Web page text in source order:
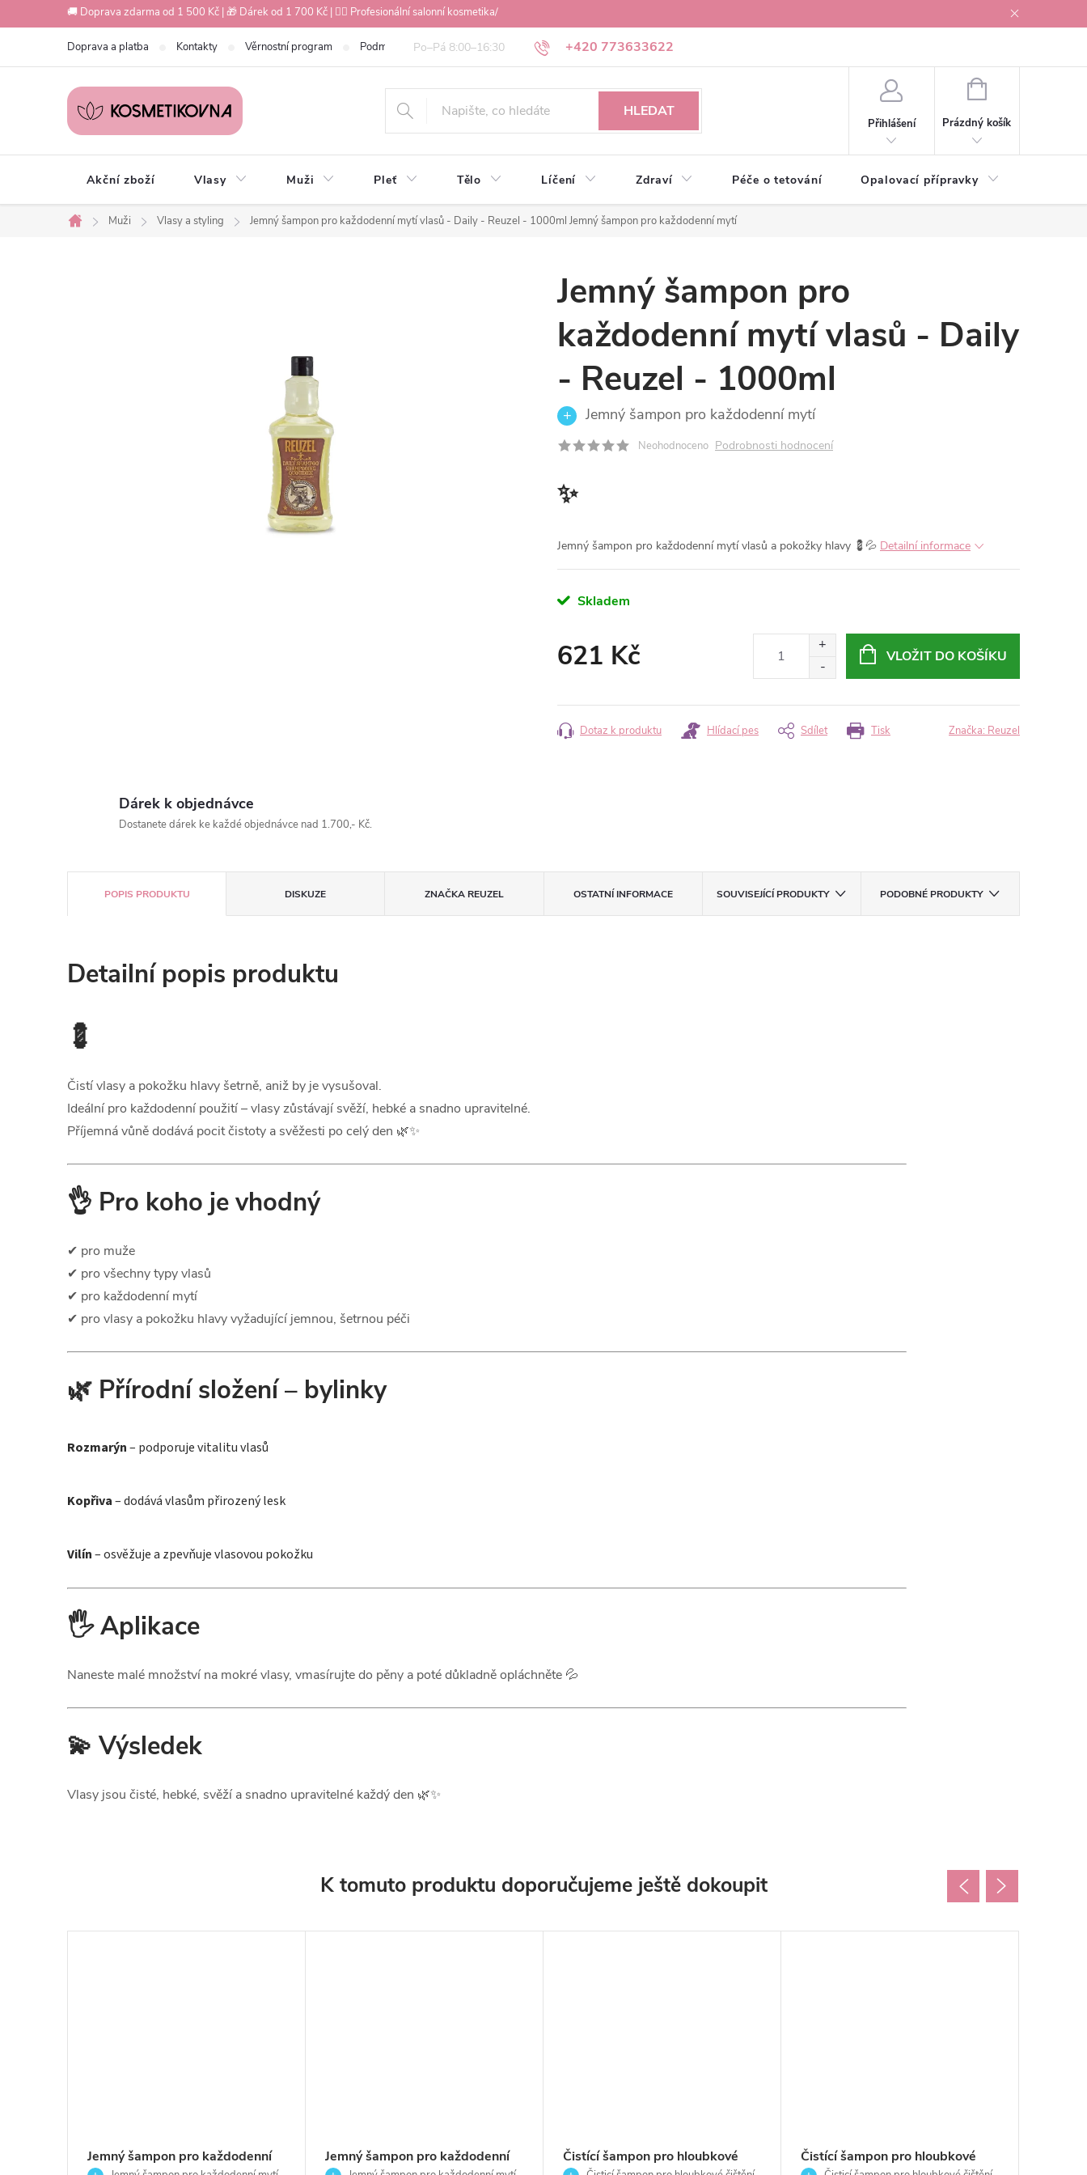
na
🚚 Doprava zdarma od 1 500 Kč | 🎁 Dárek od 1 700 Kč | 💇‍♀️ Profesionální salonní kosmetika/
+420 773633622
Doprava a platba Kontakty Věrnostní program Podmínky ochrany osobních údajů Obchodní podmínky Osobní odběr v Ostravě
HLEDAT
Přihlášení
NÁKUPNÍ
Prázdný košík
Akční zboží Vlasy Muži Pleť Tělo Líčení Zdraví Péče o tetování Opalovací přípravky
Domů
Muži Vlasy a styling Jemný šampon pro každodenní mytí vlasů - Daily - Reuzel - 1000ml Jemný šampon pro každodenní mytí
Jemný šampon pro
každodenní mytí vlasů - Daily
- Reuzel - 1000ml
Jemný šampon pro každodenní mytí
Neohodnoceno Podrobnosti hodnocení
✨
Jemný šampon pro každodenní mytí vlasů a pokožky hlavy 💈💦 Detailní informace
Skladem
621 Kč VLOŽIT DO KOŠÍKU
Tisk
Dotaz k produktu Hlídací pes Sdílet Značka: Reuzel
Dárek k objednávce
Dostanete dárek ke každé objednávce nad 1.700,- Kč.
POPIS PRODUKTU DISKUZE ZNAČKAREUZEL OSTATNÍ INFORMACE SOUVISEJÍCÍ PRODUKTY PODOBNÉ PRODUKTY
Detailní popis produktu
💈
Čistí vlasy a pokožku hlavy šetrně, aniž by je vysušoval.
Ideální pro každodenní použití – vlasy zůstávají svěží, hebké a snadno upravitelné.
Příjemná vůně dodává pocit čistoty a svěžesti po celý den 🌿✨
👌 Pro koho je vhodný
✔ pro muže
✔ pro všechny typy vlasů
✔ pro každodenní mytí
✔ pro vlasy a pokožku hlavy vyžadující jemnou, šetrnou péči
🌿 Přírodní složení – bylinky
Rozmarýn– podporuje vitalitu vlasů
Kopřiva– dodává vlasům přirozený lesk
Vilín– osvěžuje a zpevňuje vlasovou pokožku
🖐️ Aplikace
Naneste malé množství na mokré vlasy, vmasírujte do pěny a poté důkladně opláchněte 💦
💫 Výsledek
Vlasy jsou čisté, hebké, svěží a snadno upravitelné každý den 🌿✨
K tomuto produktu doporučujeme ještě dokoupit
Jemný šampon pro každodenní
Jemný šampon pro každodenní
Čistící šampon pro hloubkové
Čistící šampon pro hloubkové